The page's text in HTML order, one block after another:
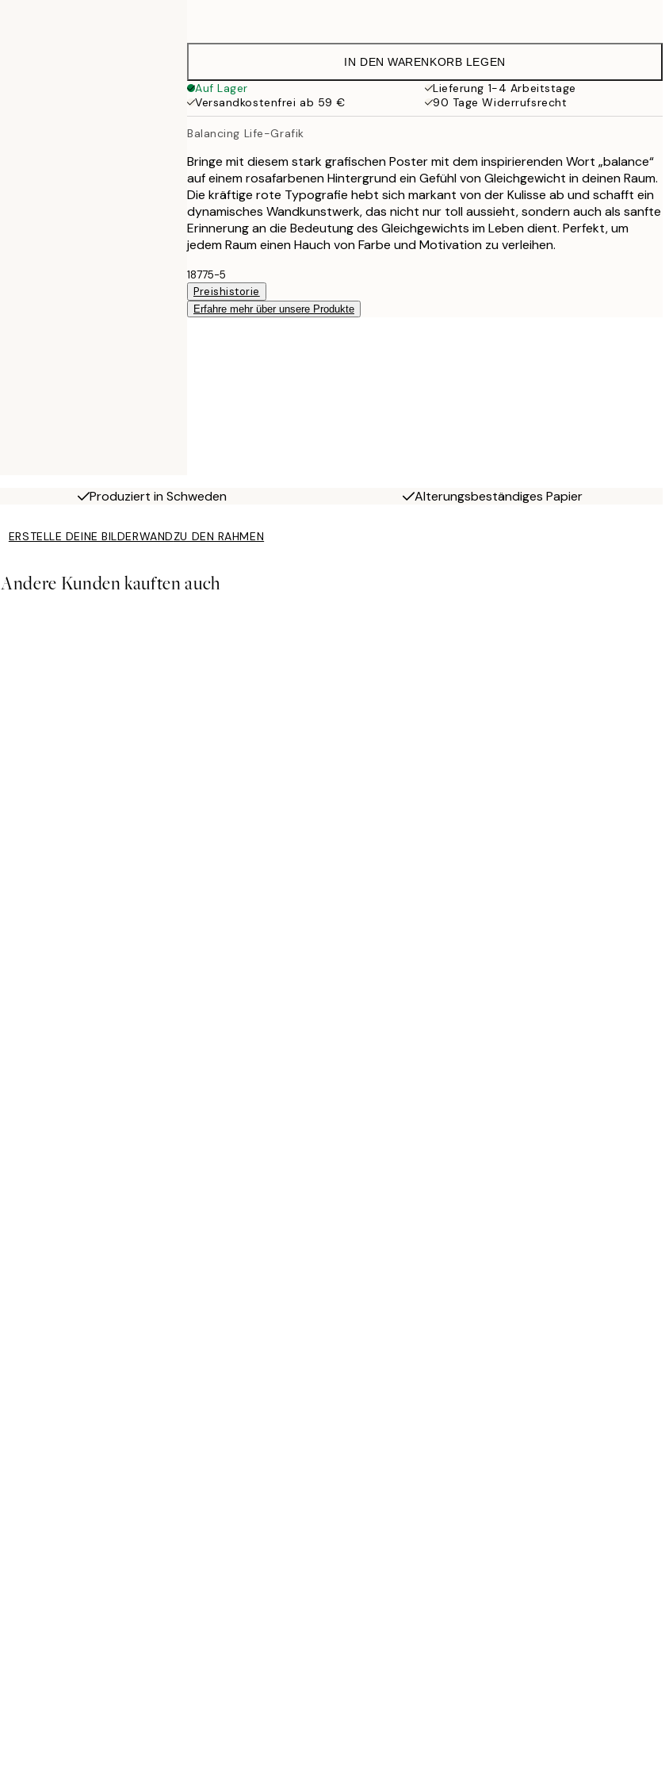
IN DEN WARENKORB LEGEN
Auf Lager
Lieferung 1-4 Arbeitstage
Versandkostenfrei ab 59 €
90 Tage Widerrufsrecht
Balancing Life-Grafik
Bringe mit diesem stark grafischen Poster mit dem inspirierenden Wort „balance“
auf einem rosafarbenen Hintergrund ein Gefühl von Gleichgewicht in deinen Raum.
Die kräftige rote Typografie hebt sich markant von der Kulisse ab und schafft ein
dynamisches Wandkunstwerk, das nicht nur toll aussieht, sondern auch als sanfte
Erinnerung an die Bedeutung des Gleichgewichts im Leben dient. Perfekt, um
jedem Raum einen Hauch von Farbe und Motivation zu verleihen.
18775-5
Preishistorie
Erfahre mehr über unsere Produkte
Produziert in Schweden Alterungsbeständiges Papier
ERSTELLE DEINE BILDERWANDZU DEN RAHMEN
Andere Kunden kauften auch